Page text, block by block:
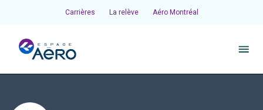
Carrières La relève Aéro Montréal